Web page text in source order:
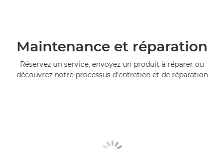
Maintenance et réparation
Réservez un service, envoyez un produit à réparer ou
découvrez notre processus d'entretien et de réparation